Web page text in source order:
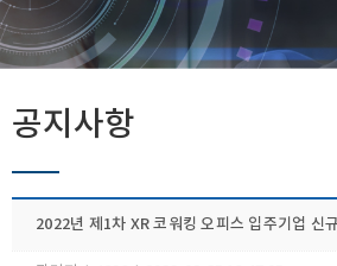
공지사항
2022년 제1차 XR 코워킹 오피스 입주기업 신